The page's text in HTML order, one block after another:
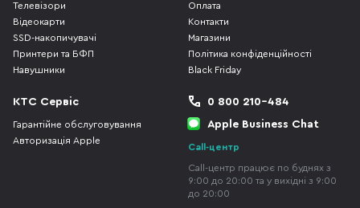
Телевізори
Відеокарти
SSD-накопичувачі
Принтери та БФП
Навушники
Оплата
Контакти
Магазини
Політика конфіденційності
Black Friday
КТС Сервіс
Гарантійне обслуговування
Авторизація Apple
0 800 210-484
Apple Business Chat
Call-центр
Call-центр працює по буднях з
9:00 до 20:00 та у вихідні з 9:00
до 20:00